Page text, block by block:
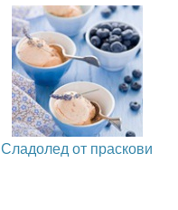
Сладолед от праскови